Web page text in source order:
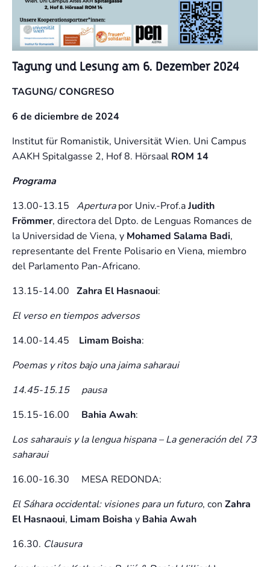
Tagung und Lesung am 6. Dezember 2024
TAGUNG/ CONGRESO
6 de diciembre de 2024
Institut für Romanistik, Universität Wien. Uni Campus
AAKH Spitalgasse 2, Hof 8. Hörsaal ROM 14
Programa
13.00-13.15 Aperturapor Univ.-Prof.aJudith
Frömmer, directora del Dpto. de Lenguas Romances de
la Universidad de Viena, y Mohamed Salama Badi,
representante del Frente Polisario en Viena, miembro
del Parlamento Pan-Africano.
13.15-14.00 Zahra El Hasnaoui:
El verso en tiempos adversos
14.00-14.45 Limam Boisha:
Poemas y ritos bajo una jaima saharaui
14.45-15.15 pausa
15.15-16.00 Bahia Awah:
Los saharauis y la lengua hispana – La generación del 73
saharaui
16.00-16.30 MESA REDONDA:
El Sáhara occidental: visiones para un futuro, con Zahra
El Hasnaoui, Limam Boisha y Bahia Awah
16.30. Clausura